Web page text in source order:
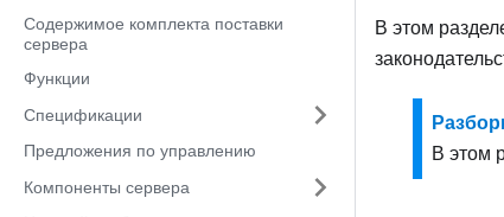
Содержимое комплекта поставки
сервера
Функции
Спецификации
Предложения по управлению
Компоненты сервера
В этом
В этом